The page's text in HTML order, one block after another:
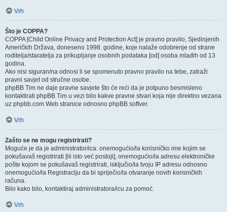
Vrh
Što je COPPA?
COPPA [Child Online Privacy and Protection Act] je pravno pravilo, Sjedinjenih
Američkih Država, doneseno 1998. godine, koje nalaže odobrenje od strane
roditelja/staratelja za prikupljanje osobnih podataka [od] osoba mlađih od 13
godina.
Ako nisi siguran/na odnosi li se spomenuto pravno pravilo na tebe, zatraži
pravni savjet od stručne osobe.
phpBB Tim ne daje pravne savjete što će reći da je potpuno besmisleno
kontaktirati phpBB Tim u vezi bilo kakve pravne stvari koja nije direktno vezana
uz phpbb.com Web stranice odnosno phpBB softver.
Vrh
Zašto se ne mogu registrirati?
Moguće je da je administrator/ica: onemogućio/la korisničko ime kojim se
pokušavaš registrirati [ili isto već postoji], onemogućio/la adresu elektroničke
pošte kojom se pokušavaš registrirati, isključio/la tvoju IP adresu odnosno
onemogućio/la Registraciju da bi spriječio/la otvaranje novih korisničkih
računa.
Bilo kako bilo, kontaktiraj administratora/icu za pomoć.
Vrh